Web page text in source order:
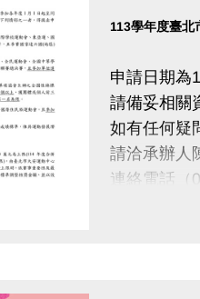
113學年度臺北
申請日期為
請備妥相關
如有任何疑
請洽承辦人
連絡電話（